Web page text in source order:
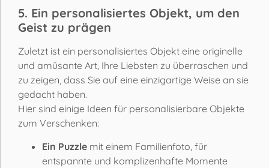
5. Ein personalisiertes Objekt, um den
Geist zu prägen
Zuletzt ist ein personalisiertes Objekt eine originelle
und amüsante Art, Ihre Liebsten zu überraschen und
zu zeigen, dass Sie auf eine einzigartige Weise an sie
gedacht haben.
Hier sind einige Ideen für personalisierbare Objekte
zum Verschenken:
Ein Puzzle mit einem Familienfoto, für
entspannte und komplizenhafte Momente